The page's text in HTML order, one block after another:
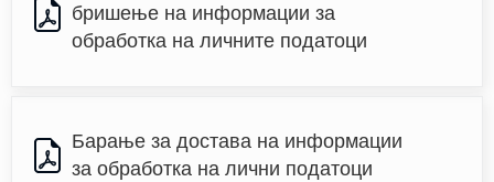
бришење на информации за
обработка на личните податоци
Барање за достава на информации
за обработка на лични податоци